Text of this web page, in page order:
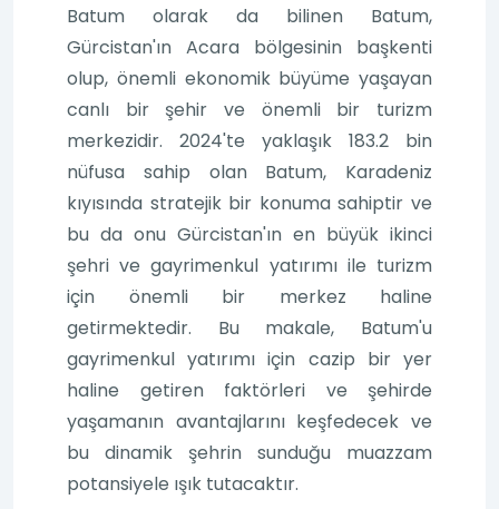
Batum olarak da bilinen Batum,
Gürcistan'ın Acara bölgesinin başkenti
olup, önemli ekonomik büyüme yaşayan
canlı bir şehir ve önemli bir turizm
merkezidir. 2024'te yaklaşık 183.2 bin
nüfusa sahip olan Batum, Karadeniz
kıyısında stratejik bir konuma sahiptir ve
bu da onu Gürcistan'ın en büyük ikinci
şehri ve gayrimenkul yatırımı ile turizm
için önemli bir merkez haline
getirmektedir. Bu makale, Batum'u
gayrimenkul yatırımı için cazip bir yer
haline getiren faktörleri ve şehirde
yaşamanın avantajlarını keşfedecek ve
bu dinamik şehrin sunduğu muazzam
potansiyele ışık tutacaktır.